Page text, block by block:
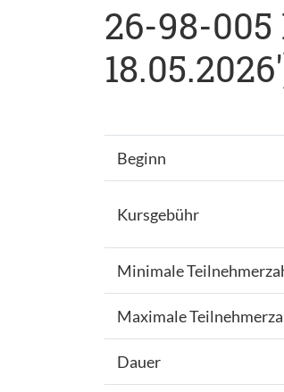
26-98-
Beginn
Kursgebühr
Minimale
Maximale
Dauer